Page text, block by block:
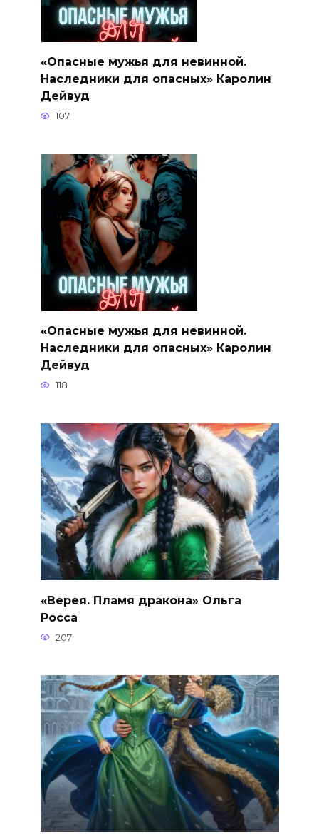
«Опасные мужья для невинной.
Наследники для опасных» Каролин
Дейвуд
107
«Опасные мужья для невинной.
Наследники для опасных» Каролин
Дейвуд
118
«Верея. Пламя дракона» Ольга
Росса
207